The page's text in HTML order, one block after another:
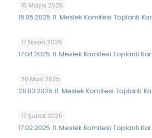
15 Mayıs 2025
15.05.2025 11. Meslek Komitesi Toplantı
17 Nisan 2025
17.04.2025 11. Meslek Komitesi Toplantı
20 Mart 2025
20.03.2025 11. Meslek Komitesi Toplantı
17 Şubat 2025
17.02.2025 11. Meslek Komitesi Toplantı